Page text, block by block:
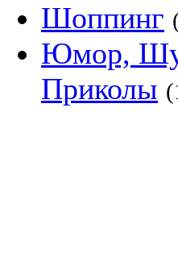
Шоппинг
Юмор,
Приколы